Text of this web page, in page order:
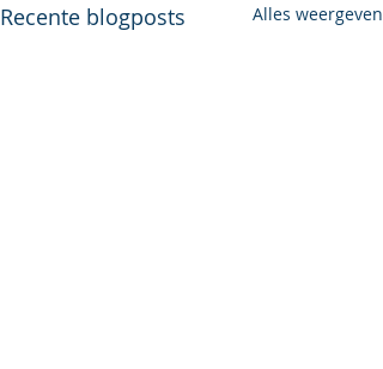
Recente blogposts Alles weergeven